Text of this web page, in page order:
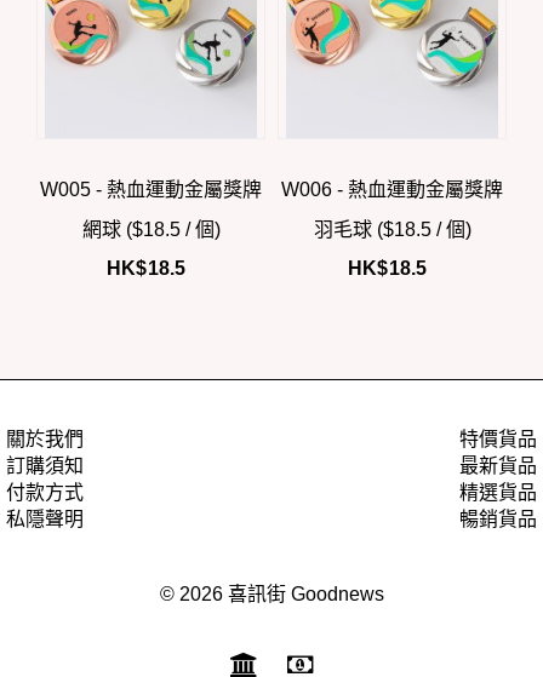
W005 - 熱血運動金屬獎牌
網球 ($18.5 / 個)
HK$18.5
W006 - 熱血運動金屬獎牌
羽毛球 ($18.5 / 個)
HK$18.5
關於我們
訂購須知
付款方式
私隱聲明
特價貨品
最新貨品
精選貨品
暢銷貨品
© 2026 喜訊街 Goodnews